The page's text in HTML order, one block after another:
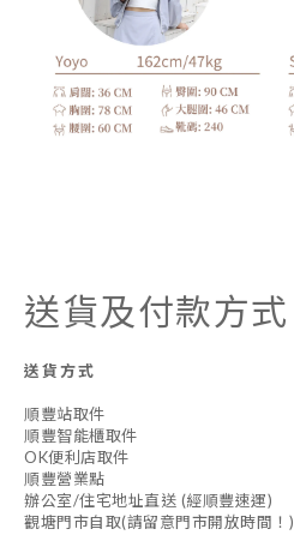
送貨及付款方式
送貨方式
順豐站取件
順豐智能櫃取件
OK便利店取件
順豐營業點
辦公室/住宅地址直送 (經順豐速運)
觀塘門市自取(請留意門市開放時間！)